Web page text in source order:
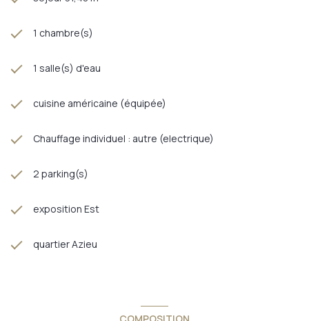
1 chambre(s)
1 salle(s) d'eau
cuisine américaine (équipée)
Chauffage individuel : autre (electrique)
2 parking(s)
exposition Est
quartier Azieu